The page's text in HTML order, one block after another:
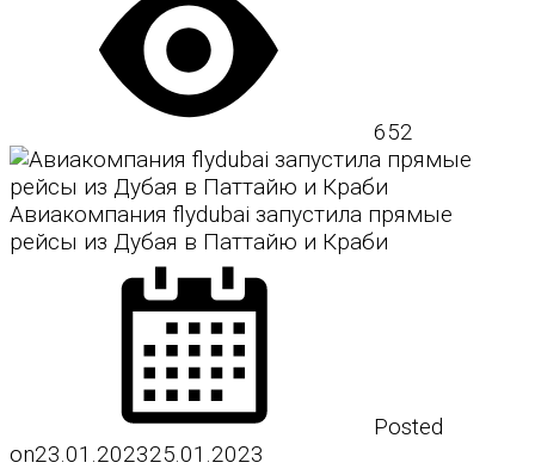
652
Авиакомпания flydubai запустила прямые
рейсы из Дубая в Паттайю и Краби
Posted
on23.01.202325.01.2023